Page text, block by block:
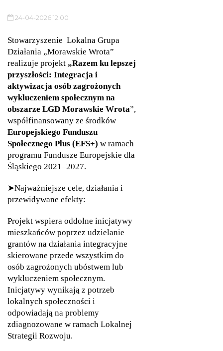
24-04-2026 12:00
Stowarzyszenie Lokalna Grupa
Działania „Morawskie Wrota”
realizuje projekt „Razem ku lepszej
przyszłości: Integracja i
aktywizacja osób zagrożonych
wykluczeniem społecznym na
obszarze LGD Morawskie Wrota”,
współfinansowany ze środków
Europejskiego Funduszu
Społecznego Plus (EFS+) w ramach
programu Fundusze Europejskie dla
Śląskiego 2021–2027.
➤Najważniejsze cele, działania i
przewidywane efekty:
Projekt wspiera oddolne inicjatywy
mieszkańców poprzez udzielanie
grantów na działania integracyjne
skierowane przede wszystkim do
osób zagrożonych ubóstwem lub
wykluczeniem społecznym.
Inicjatywy wynikają z potrzeb
lokalnych społeczności i
odpowiadają na problemy
zdiagnozowane w ramach Lokalnej
Strategii Rozwoju.